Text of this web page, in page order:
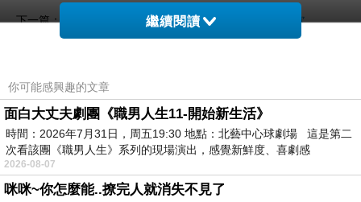
下一篇： 見員警秒泛淚 登門致謝救回近500萬詐騙款
繼續閱讀
你可能感興趣的文章
面白大丈夫劇團《職男人生11-開始新生活》
時間：2026年7月31日，周五19:30 地點：北藝中心球劇場 這是第二
次看該團《職男人生》系列的現場演出，感覺新鮮度、喜劇感
2026-08-07
咪咪~你怎麼能..撩完人就消失不見了